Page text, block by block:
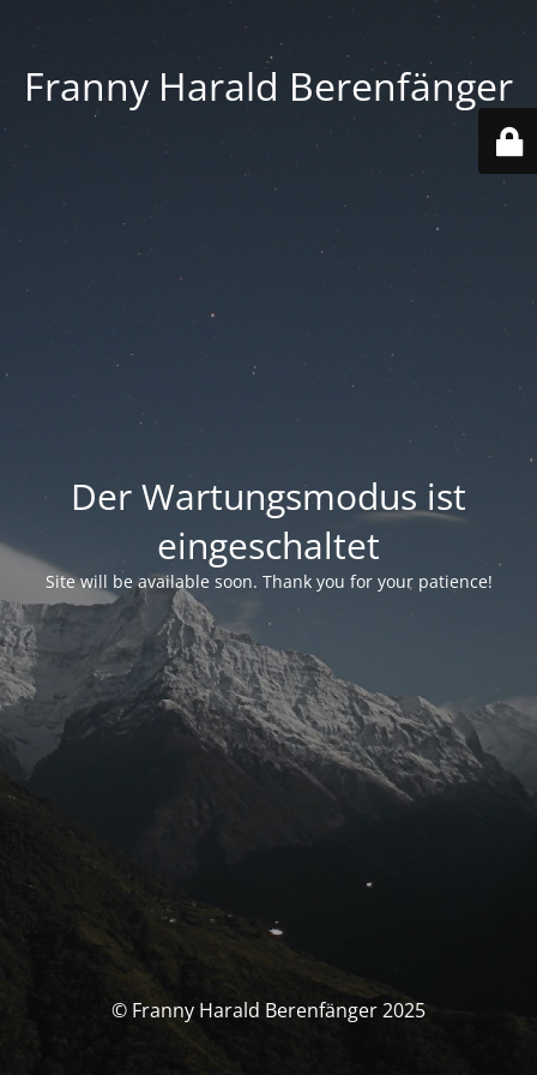
Franny Harald Berenfänger
Der Wartungsmodus ist
eingeschaltet
Site will be available soon. Thank you for your patience!
© Franny Harald Berenfänger 2025